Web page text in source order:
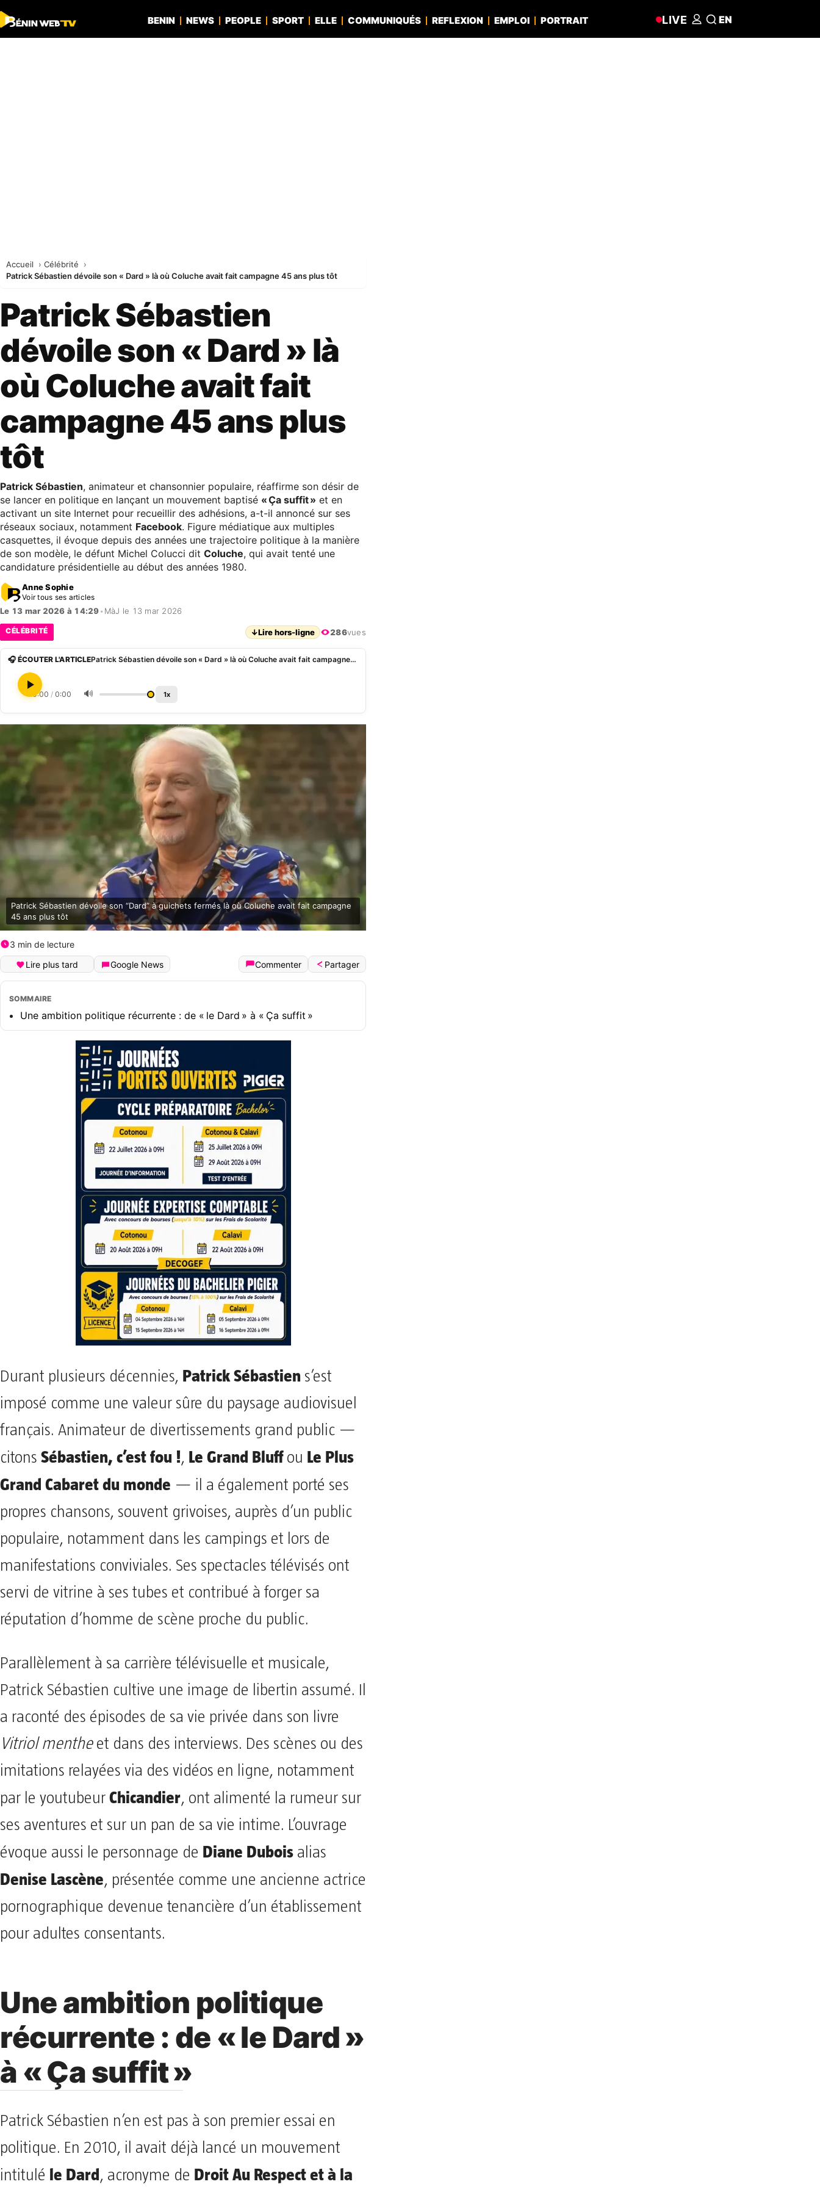
BENIN NEWS PEOPLE SPORT ELLE COMMUNIQUÉS REFLEXION EMPLOI PORTRAIT LIVE EN
Accueil
Célébrité
Patrick Sébastien dévoile son « Dard » là où Coluche avait fait campagne 45 ans plus tôt
Patrick Sébastien
dévoile son « Dard » là
où Coluche avait fait
campagne 45 ans plus
tôt
Patrick Sébastien, animateur et chansonnier populaire, réaffirme son désir de
se lancer en politique en lançant un mouvement baptisé « Ça suffit » et en
activant un site Internet pour recueillir des adhésions, a-t-il annoncé sur ses
réseaux sociaux, notamment Facebook. Figure médiatique aux multiples
casquettes, il évoque depuis des années une trajectoire politique à la manière
de son modèle, le défunt Michel Colucci dit Coluche, qui avait tenté une
candidature présidentielle au début des années 1980.
Anne Sophie
Voir tous ses articles
Le 13 mar 2026 à 14:29• MàJ le 13 mar 2026
CÉLÉBRITÉ ↓Lire hors-ligne 286vues
🎧 ÉCOUTER L'ARTICLE Patrick Sébastien dévoile son « Dard » là où Coluche avait fait campagne 45 ans plus tôt
0:00 / 0:00 🔊 1x
Patrick Sébastien dévoile son “Dard” à guichets fermés là où Coluche avait fait campagne
45 ans plus tôt
3 min de lecture
Lire plus tard
Google News Commenter Partager
SOMMAIRE
Une ambition politique récurrente : de « le Dard » à « Ça suffit »
Durant plusieurs décennies, Patrick Sébastien s’est
imposé comme une valeur sûre du paysage audiovisuel
français. Animateur de divertissements grand public —
citons Sébastien, c’est fou !, Le Grand Bluffou Le Plus
Grand Cabaret du monde — il a également porté ses
propres chansons, souvent grivoises, auprès d’un public
populaire, notamment dans les campings et lors de
manifestations conviviales. Ses spectacles télévisés ont
servi de vitrine à ses tubes et contribué à forger sa
réputation d’homme de scène proche du public.
Parallèlement à sa carrière télévisuelle et musicale,
Patrick Sébastien cultive une image de libertin assumé. Il
a raconté des épisodes de sa vie privée dans son livre
Vitriol mentheet dans des interviews. Des scènes ou des
imitations relayées via des vidéos en ligne, notamment
par le youtubeur Chicandier, ont alimenté la rumeur sur
ses aventures et sur un pan de sa vie intime. L’ouvrage
évoque aussi le personnage de Diane Dubois alias
Denise Lascène, présentée comme une ancienne actrice
pornographique devenue tenancière d’un établissement
pour adultes consentants.
Une ambition politique
récurrente : de « le Dard »
à « Ça suffit »
Patrick Sébastien n’en est pas à son premier essai en
politique. En 2010, il avait déjà lancé un mouvement
intitulé le Dard, acronyme de Droit Au Respect et à la